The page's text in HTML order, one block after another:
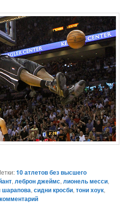
10 атлетов без высшего
,леброн джеймс,лионель месси,
шарапова,сидни кросби,тони хоук,